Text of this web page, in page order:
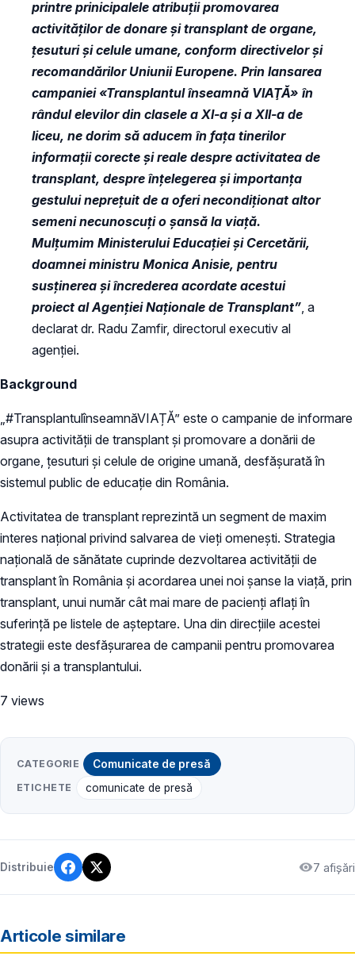
printre prinicipalele atribuţii promovarea
activităţilor de donare şi transplant de organe,
ţesuturi şi celule umane, conform directivelor şi
recomandărilor Uniunii Europene. Prin lansarea
campaniei «Transplantul înseamnă VIAŢĂ» în
rândul elevilor din clasele a XI-a şi a XII-a de
liceu, ne dorim să aducem în faţa tinerilor
informaţii corecte şi reale despre activitatea de
transplant, despre înţelegerea şi importanţa
gestului nepreţuit de a oferi necondiţionat altor
semeni necunoscuţi o şansă la viaţă.
Mulţumim Ministerului Educaţiei şi Cercetării,
doamnei ministru Monica Anisie, pentru
susţinerea şi încrederea acordate acestui
proiect al Agenţiei Naţionale de Transplant”, a
declarat dr. Radu Zamfir, directorul executiv al
agenției.
Background
„#TransplantulînseamnăVIAȚĂ” este o campanie de informare
asupra activității de transplant și promovare a donării de
organe, țesuturi și celule de origine umană, desfășurată în
sistemul public de educație din România.
Activitatea de transplant reprezintă un segment de maxim
interes național privind salvarea de vieți omenești. Strategia
națională de sănătate cuprinde dezvoltarea activității de
transplant în România și acordarea unei noi șanse la viață, prin
transplant, unui număr cât mai mare de pacienți aflați în
suferință pe listele de așteptare. Una din direcțiile acestei
strategii este desfășurarea de campanii pentru promovarea
donării și a transplantului.
7 views
CATEGORIE Comunicate de presă
ETICHETE comunicate de presă
Distribuie 7 afișări
Articole similare